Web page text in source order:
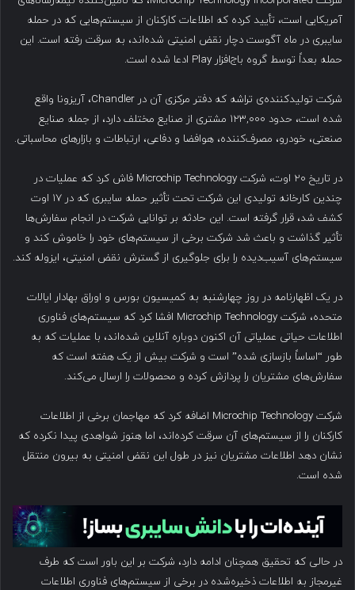
آمریکایی است، تأیید کرده که اطلاعات کارکنان از سیستم‌هایی که در حمله
سایبری در ماه آگوست دچار نقض امنیتی شده‌اند، به سرقت رفته است. این
حمله بعداً توسط گروه باج‌افزار Play ادعا شده است.
شرکت تولیدکننده‌ی تراشه که دفتر مرکزی آن در Chandler، آریزونا واقع
شده است، حدود ۱۲۳,۰۰۰ مشتری از صنایع مختلف دارد، از جمله صنایع
صنعتی، خودرو، مصرف‌کننده، هوافضا و دفاعی، ارتباطات و بازارهای محاسباتی.
در تاریخ ۲۰ اوت، شرکت Microchip Technology فاش کرد که عملیات در
چندین کارخانه تولیدی این شرکت تحت تأثیر حمله سایبری که در ۱۷ اوت
کشف شد، قرار گرفته است. این حادثه بر توانایی شرکت در انجام سفارش‌ها
تأثیر گذاشت و باعث شد شرکت برخی از سیستم‌های خود را خاموش کند و
سیستم‌های آسیب‌دیده را برای جلوگیری از گسترش نقض امنیتی، ایزوله کند.
در یک اظهارنامه در روز چهارشنبه به کمیسیون بورس و اوراق بهادار ایالات
متحده، شرکت Microchip Technology افشا کرد که سیستم‌های فناوری
اطلاعات حیاتی عملیاتی آن اکنون دوباره آنلاین شده‌اند، با عملیات که به
طور “اساساً بازسازی شده” است و شرکت بیش از یک هفته است که
سفارش‌های مشتریان را پردازش کرده و محصولات را ارسال می‌کند.
شرکت Microchip Technology اضافه کرد که مهاجمان برخی از اطلاعات
کارکنان را از سیستم‌های آن سرقت کرده‌اند، اما هنوز شواهدی پیدا نکرده که
نشان دهد اطلاعات مشتریان نیز در طول این نقض امنیتی به بیرون منتقل
شده است.
در حالی که تحقیق همچنان ادامه دارد، شرکت بر این باور است که طرف
غیرمجاز به اطلاعات ذخیره‌شده در برخی از سیستم‌های فناوری اطلاعات